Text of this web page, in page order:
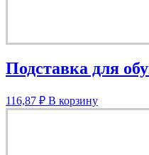
Подставка для
116,87 ₽ В корзину